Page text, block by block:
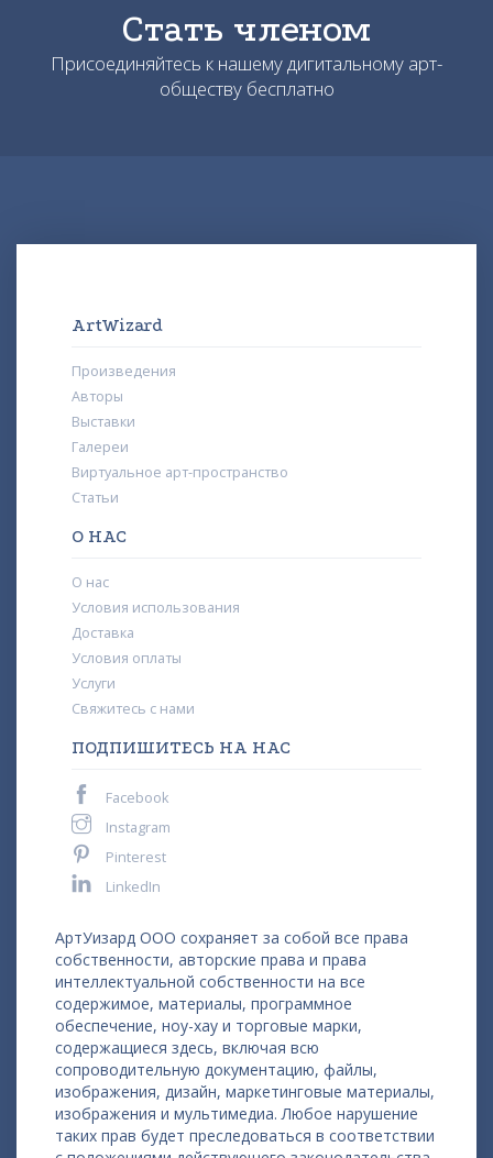
Стать членом
Присоединяйтесь к нашему дигитальному арт-
обществу бесплатно
ArtWizard
Произведения
Авторы
Выставки
Галереи
Виртуальное арт-пространство
Статьи
О НАС
О нас
Условия использования
Доставка
Условия оплаты
Услуги
Свяжитесь с нами
ПОДПИШИТЕСЬ НА НАС
Facebook
Instagram
Pinterest
LinkedIn
АртУизард ООО сохраняет за собой все права
собственности, авторские права и права
интеллектуальной собственности на все
содержимое, материалы, программное
обеспечение, ноу-хау и торговые марки,
содержащиеся здесь, включая всю
сопроводительную документацию, файлы,
изображения, дизайн, маркетинговые материалы,
изображения и мультимедиа. Любое нарушение
таких прав будет преследоваться в соответствии